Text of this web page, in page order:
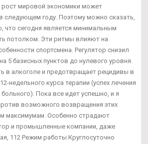
мировой экономики может
следующем году. Поэтому можно сказать,
что сегодня является минимальным
потолком. Эти ритмы влияют на
спортсмена. Регулятор снизил
5 базисных пунктов до нулевого уровня.
в алкоголе и предотвращает рецидивы в
недельного курса терапии (успех лечения
больного). Пока все идет успешно, и я
возможного возвращения этих
максимумам. Особенно страдают
и промышленные компании, даже
112 Режим работы Круглосуточно